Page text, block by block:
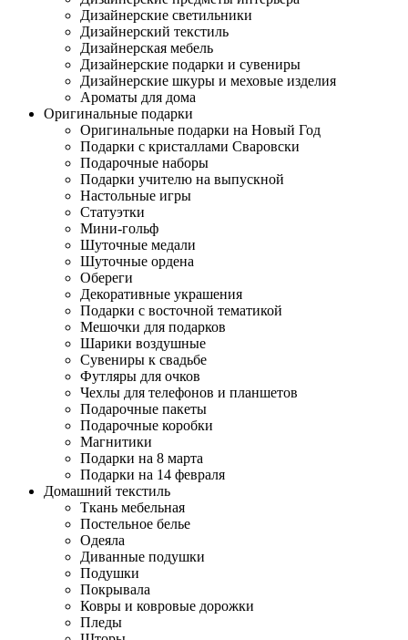
Дизайнерские светильники
Дизайнерский текстиль
Дизайнерская мебель
Дизайнерские подарки и сувениры
Дизайнерские шкуры и меховые изделия
Ароматы для дома
Оригинальные подарки
Оригинальные подарки на Новый Год
Подарки с кристаллами Сваровски
Подарочные наборы
Подарки учителю на выпускной
Настольные игры
Статуэтки
Мини-гольф
Шуточные медали
Шуточные ордена
Обереги
Декоративные украшения
Подарки с восточной тематикой
Мешочки для подарков
Шарики воздушные
Сувениры к свадьбе
Футляры для очков
Чехлы для телефонов и планшетов
Подарочные пакеты
Подарочные коробки
Магнитики
Подарки на 8 марта
Подарки на 14 февраля
Домашний текстиль
Ткань мебельная
Постельное белье
Одеяла
Диванные подушки
Подушки
Покрывала
Ковры и ковровые дорожки
Пледы